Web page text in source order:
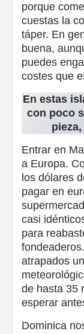
porque
cuestas la
táper. En
buena,
puedes
costes que
En estas
con poco
Entrar en
a Europa.
los dólares
pagar en
casi
para
atrapados
de hasta 35
esperar
Dominica